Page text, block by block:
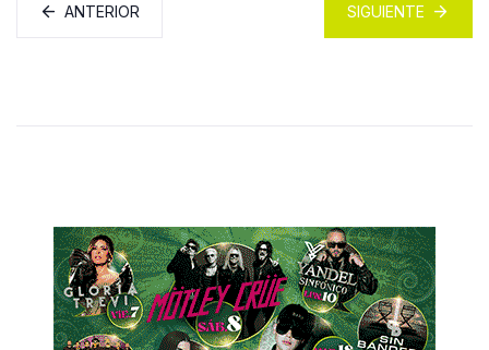
ANTERIOR SIGUIENTE